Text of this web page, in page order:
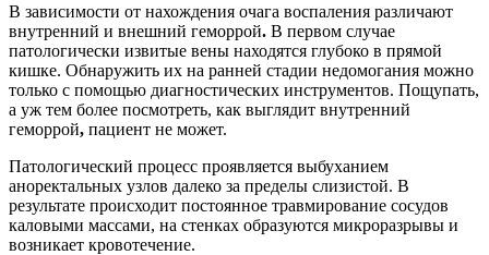
В зависимости от нахождения очага воспаления различают
внутренний и внешний геморрой. В первом случае
патологически извитые вены находятся глубоко в прямой
кишке. Обнаружить их на ранней стадии недомогания можно
только с помощью диагностических инструментов. Пощупать,
а уж тем более посмотреть, как выглядит внутренний
геморрой, пациент не может.
Патологический процесс проявляется выбуханием
аноректальных узлов далеко за пределы слизистой. В
результате происходит постоянное травмирование сосудов
каловыми массами, на стенках образуются микроразрывы и
возникает кровотечение.